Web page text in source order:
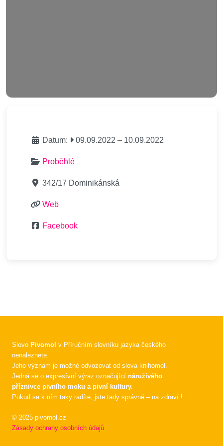
Datum: 09.09.2022 – 10.09.2022
Proběhlé
342/17 Dominikánská
Web
Facebook
Slovo Pivomol v Příručním slovníku jazyka českého
nenaleznete.
Jeho význam je možné odvozovat od slova knihomol.
Jedná se o expresívní výraz označující náruživého
příznivce pivního moku a pivní kultury.
Pokud se k ním taky radíte, jste tady správně – na zdraví !
© 2025 pivomol.cz
Zásady ochrany osobních údajů